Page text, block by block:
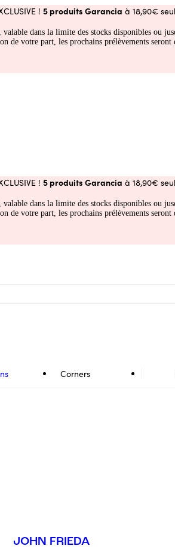
! 5 produits Garancia à 18,90€
dans la limite des stocks disponibles ou
votre part, les prochains prélèvements
! 5 produits Garancia à 18,90€
dans la limite des stocks disponibles ou
votre part, les prochains prélèvements
Corners
JOHN FRIEDA